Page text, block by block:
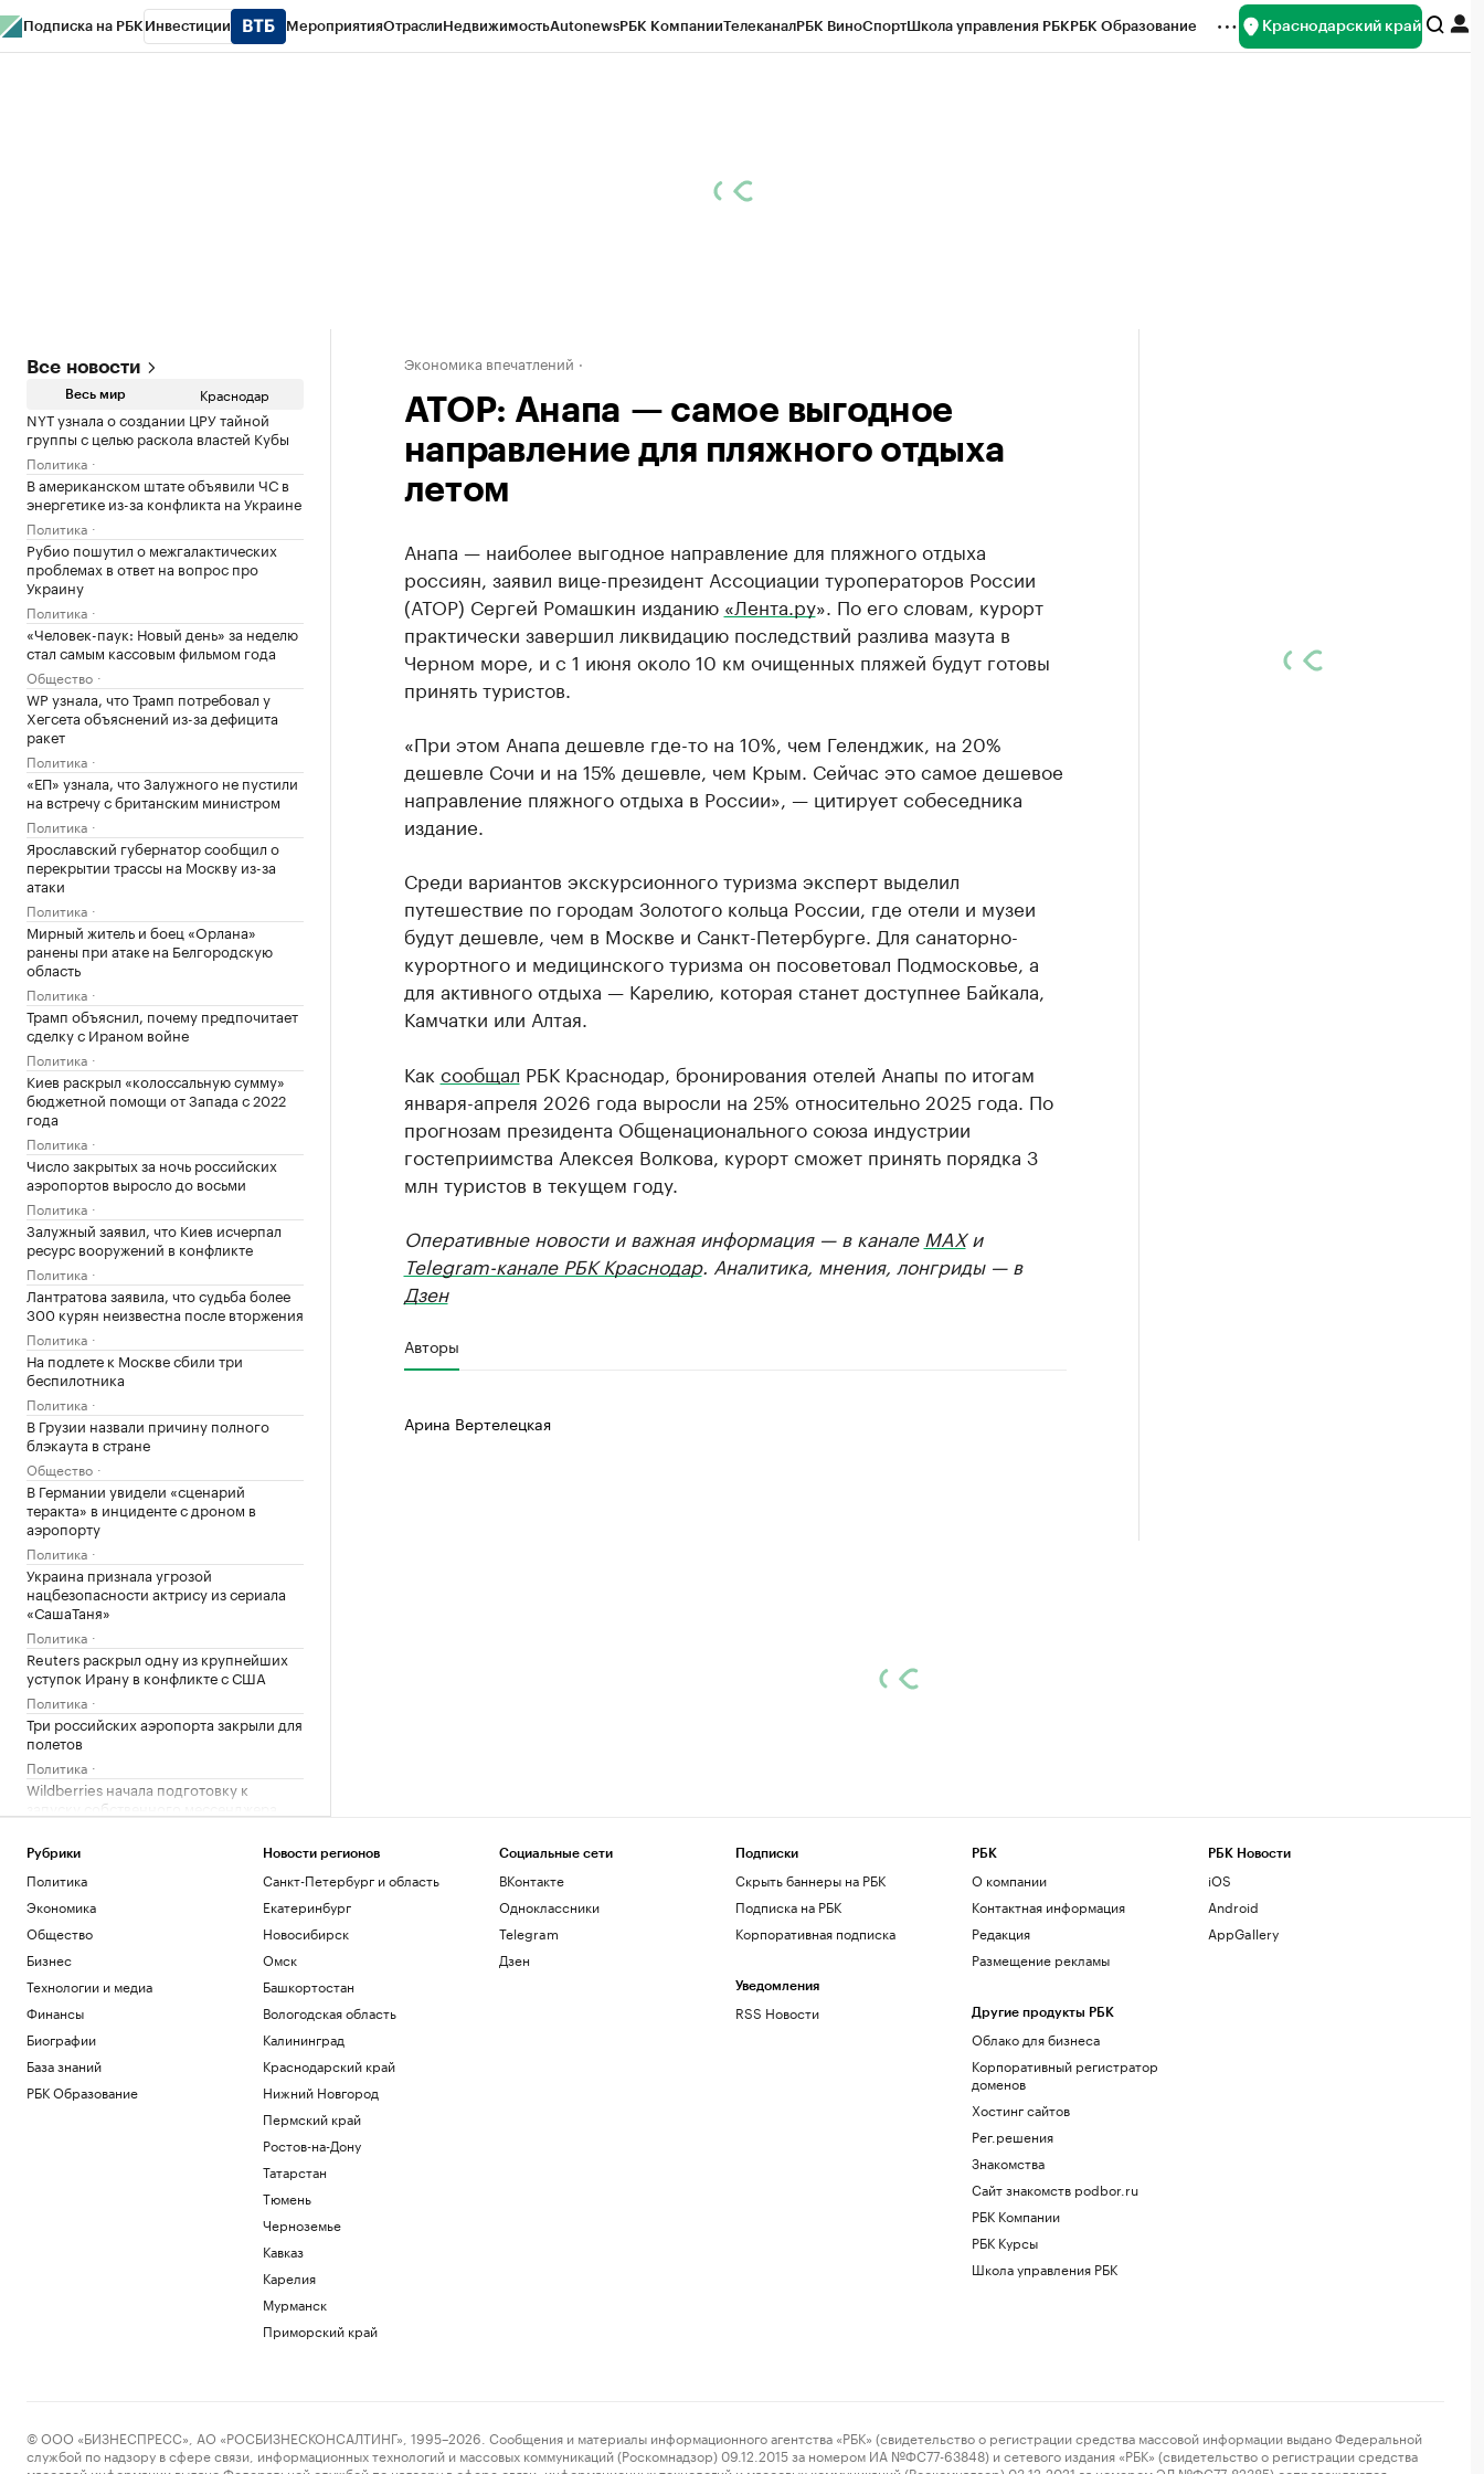
Подписка на РБК Инвестиции МероприятияОтраслиНедвижимостьAutonewsРБК КомпанииТелеканалРБК ВиноСпортШкола управления РБКРБК Образование Краснодарский край
Все новости
Весь мир Краснодар
NYT узнала о создании ЦРУ тайной
группы с целью раскола властей Кубы
Политика
В американском штате объявили ЧС в
энергетике из-за конфликта на Украине
Политика
Рубио пошутил о межгалактических
проблемах в ответ на вопрос про
Украину
Политика
«Человек-паук: Новый день» за неделю
стал самым кассовым фильмом года
Общество
WP узнала, что Трамп потребовал у
Хегсета объяснений из-за дефицита
ракет
Политика
«ЕП» узнала, что Залужного не пустили
на встречу с британским министром
Политика
Ярославский губернатор сообщил о
перекрытии трассы на Москву из-за
атаки
Политика
Мирный житель и боец «Орлана»
ранены при атаке на Белгородскую
область
Политика
Трамп объяснил, почему предпочитает
сделку с Ираном войне
Политика
Киев раскрыл «колоссальную сумму»
бюджетной помощи от Запада с 2022
года
Политика
Число закрытых за ночь российских
аэропортов выросло до восьми
Политика
Залужный заявил, что Киев исчерпал
ресурс вооружений в конфликте
Политика
Лантратова заявила, что судьба более
300 курян неизвестна после вторжения
Политика
На подлете к Москве сбили три
беспилотника
Политика
В Грузии назвали причину полного
блэкаута в стране
Общество
В Германии увидели «сценарий
теракта» в инциденте с дроном в
аэропорту
Политика
Украина признала угрозой
нацбезопасности актрису из сериала
«СашаТаня»
Политика
Reuters раскрыл одну из крупнейших
уступок Ирану в конфликте с США
Политика
Три российских аэропорта закрыли для
полетов
Политика
Wildberries начала подготовку к
запуску собственного мессенджера
Экономика впечатлений
АТОР: Анапа — самое выгодное
направление для пляжного отдыха
летом
Анапа — наиболее выгодное направление для пляжного отдыха
россиян, заявил вице-президент Ассоциации туроператоров России
(АТОР) Сергей Ромашкин изданию «Лента.ру». По его словам, курорт
практически завершил ликвидацию последствий разлива мазута в
Черном море, и с 1 июня около 10 км очищенных пляжей будут готовы
принять туристов.
«При этом Анапа дешевле где-то на 10%, чем Геленджик, на 20%
дешевле Сочи и на 15% дешевле, чем Крым. Сейчас это самое дешевое
направление пляжного отдыха в России», — цитирует собеседника
издание.
Среди вариантов экскурсионного туризма эксперт выделил
путешествие по городам Золотого кольца России, где отели и музеи
будут дешевле, чем в Москве и Санкт-Петербурге. Для санаторно-
курортного и медицинского туризма он посоветовал Подмосковье, а
для активного отдыха — Карелию, которая станет доступнее Байкала,
Камчатки или Алтая.
Как сообщал РБК Краснодар, бронирования отелей Анапы по итогам
января-апреля 2026 года выросли на 25% относительно 2025 года. По
прогнозам президента Общенационального союза индустрии
гостеприимства Алексея Волкова, курорт сможет принять порядка 3
млн туристов в текущем году.
Оперативные новости и важная информация — в канале MAXи
Telegram-канале РБК Краснодар. Аналитика, мнения, лонгриды — в
Дзен
Авторы
Арина Вертелецкая
Рубрики
Политика
Экономика
Общество
Бизнес
Технологии и медиа
Финансы
Биографии
База знаний
РБК Образование
Новости регионов
Санкт-Петербург и область
Екатеринбург
Новосибирск
Омск
Башкортостан
Вологодская область
Калининград
Краснодарский край
Нижний Новгород
Пермский край
Ростов-на-Дону
Татарстан
Тюмень
Черноземье
Кавказ
Карелия
Мурманск
Приморский край
Социальные сети
ВКонтакте
Одноклассники
Telegram
Дзен
Подписки
Скрыть баннеры на РБК
Подписка на РБК
Корпоративная подписка
Уведомления
RSS Новости
РБК
О компании
Контактная информация
Редакция
Размещение рекламы
Другие продукты РБК
Облако для бизнеса
Корпоративный регистратор
доменов
Хостинг сайтов
Рег.решения
Знакомства
Сайт знакомств podbor.ru
РБК Компании
РБК Курсы
Школа управления РБК
РБК Новости
iOS
Android
AppGallery
© ООО «БИЗНЕСПРЕСС», АО «РОСБИЗНЕСКОНСАЛТИНГ», 1995–2026. Сообщения и материалы информационного агентства «РБК» (свидетельство о регистрации средства массовой информации выдано Федеральной
службой по надзору в сфере связи, информационных технологий и массовых коммуникаций (Роскомнадзор) 09.12.2015 за номером ИА №ФС77-63848) и сетевого издания «РБК» (свидетельство о регистрации средства